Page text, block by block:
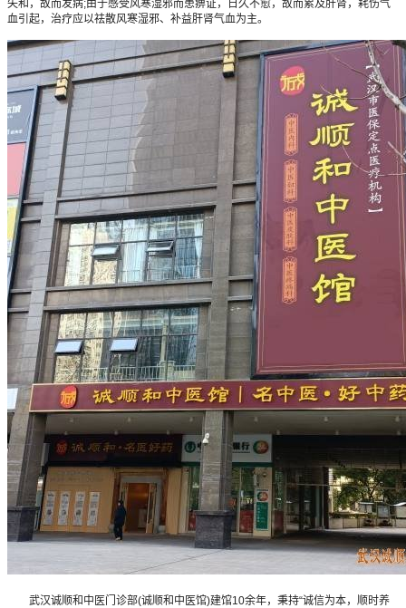
失和，故而发病;由于感受风寒湿邪而患痹证，日久不愈，故而累及肝肾，耗伤气
血引起，治疗应以祛散风寒湿邪、补益肝肾气血为主。
武汉诚顺和中医门诊部(诚顺和中医馆)建馆10余年，秉持“诚信为本，顺时养